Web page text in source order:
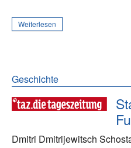
Weiterlesen
Geschichte
Dmitri Dmitrijewitsch